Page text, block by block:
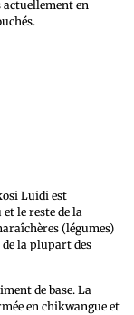
actuellement en
Luidi est
le reste de la
(légumes)
la plupart des
de base. La
en chikwangue et